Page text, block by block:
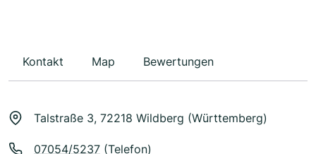
Kontakt Map Bewertungen
Talstraße 3, 72218 Wildberg (Württemberg)
07054/5237 (Telefon)